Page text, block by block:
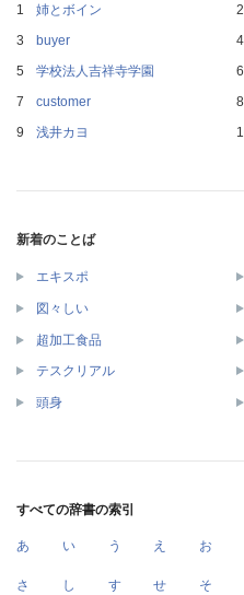
姉とボイン
buyer
学校法人吉祥寺学園
customer
浅井カヨ
新着のことば
エキスポ
図々しい
超加工食品
テスクリアル
頭身
すべての辞書の索引
あ い う え お
さ し す せ そ